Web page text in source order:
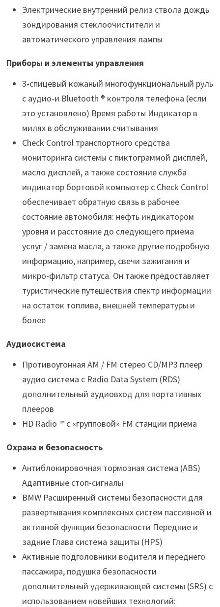
Электрические внутренний релиз ствола дождь
зондирования стеклоочистители и
автоматического управления лампы
Приборы и элементы управления
3-спицевый кожаный многофункциональный руль
с аудио-и Bluetooth ® контроля телефона (если
это установлено) Время работы Индикатор в
милях в обслуживании считывания
Check Control транспортного средства
мониторинга системы с пиктограммой дисплей,
масло дисплей, а также состояние служба
индикатор бортовой компьютер с Check Control
обеспечивает обратную связь в рабочее
состояние автомобиля: нефть индикатором
уровня и расстояние до следующего приема
услуг / замена масла, а также другие подробную
информацию, например, свечи зажигания и
микро-фильтр статуса. Он также предоставляет
туристические путешествия спектр информации
на остаток топлива, внешней температуры и
более
Аудиосистема
Противоугонная AM / FM стерео CD/MP3 плеер
аудио система с Radio Data System (RDS)
дополнительный аудиовход для портативных
плееров
HD Radio ™ с «групповой» FM станции приема
Охрана и безопасность
Антиблокировочная тормозная система (ABS)
Адаптивные стоп-сигналы
BMW Расширенный системы безопасности для
развертывания комплексных систем пассивной и
активной функции безопасности Передние и
задние Глава система защиты (HPS)
Активные подголовники водителя и переднего
пассажира, подушка безопасности
дополнительный удерживающей системы (SRS) с
использованием новейших технологий: